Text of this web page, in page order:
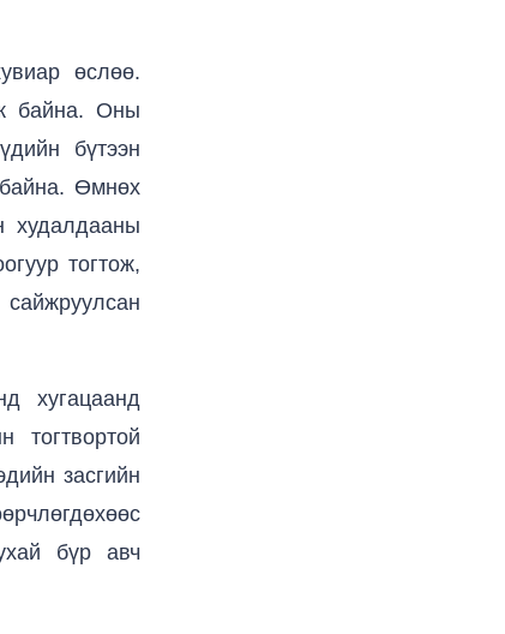
өслөө.
байна. Оны
бүтээн
байна. Өмнөх
худалдааны
тогтож,
хугацаанд
тогтвортой
засгийн
бүр авч